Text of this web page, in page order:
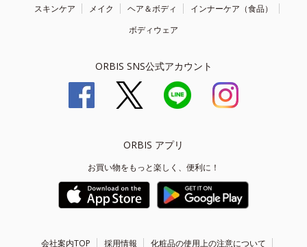
スキンケア メイク ヘア＆ボディ
インナーケア（食品）
ボディウェア
ORBIS SNS公式アカウント
ORBIS アプリ
お買い物をもっと楽しく、便利に！
会社案内TOP 採用情報 化粧品の使用上の注意について